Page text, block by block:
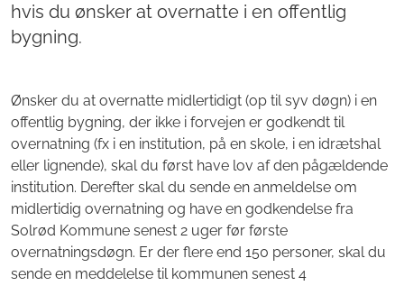
hvis du ønsker at overnatte i en offentlig
bygning.
Ønsker du at overnatte midlertidigt (op til syv døgn) i en
offentlig bygning, der ikke i forvejen er godkendt til
overnatning (fx i en institution, på en skole, i en idrætshal
eller lignende), skal du først have lov af den pågældende
institution. Derefter skal du sende en anmeldelse om
midlertidig overnatning og have en godkendelse fra
Solrød Kommune senest 2 uger før første
overnatningsdøgn. Er der flere end 150 personer, skal du
sende en meddelelse til kommunen senest 4